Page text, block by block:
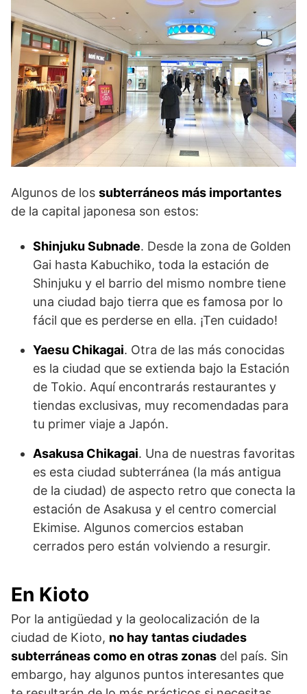
Algunos de los subterráneos más importantes
de la capital japonesa son estos:
Shinjuku Subnade. Desde la zona de Golden
Gai hasta Kabuchiko, toda la estación de
Shinjuku y el barrio del mismo nombre tiene
una ciudad bajo tierra que es famosa por lo
fácil que es perderse en ella. ¡Ten cuidado!
Yaesu Chikagai. Otra de las más conocidas
es la ciudad que se extienda bajo la Estación
de Tokio. Aquí encontrarás restaurantes y
tiendas exclusivas, muy recomendadas para
tu primer viaje a Japón.
Asakusa Chikagai. Una de nuestras favoritas
es esta ciudad subterránea (la más antigua
de la ciudad) de aspecto retro que conecta la
estación de Asakusa y el centro comercial
Ekimise. Algunos comercios estaban
cerrados pero están volviendo a resurgir.
En Kioto
Por la antigüedad y la geolocalización de la
ciudad de Kioto, no hay tantas ciudades
subterráneas como en otras zonas del país. Sin
embargo, hay algunos puntos interesantes que